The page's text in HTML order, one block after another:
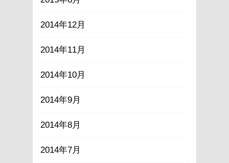
2014年12月
2014年11月
2014年10月
2014年9月
2014年8月
2014年7月